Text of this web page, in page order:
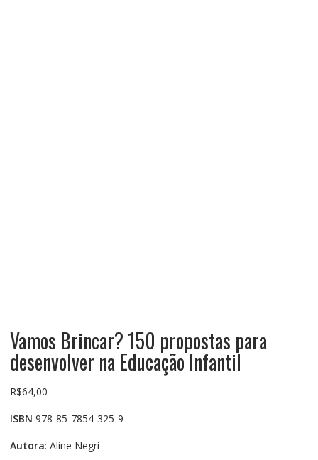
Vamos Brincar? 150 propostas para
desenvolver na Educação Infantil
R$64,00
ISBN 978-85-7854-325-9
Autora: Aline Negri